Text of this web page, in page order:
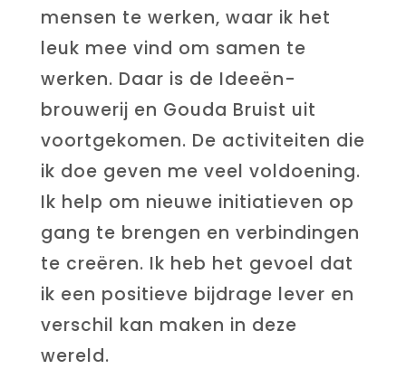
mensen te werken, waar ik het
leuk mee vind om samen te
werken. Daar is de Ideeën-
brouwerij en Gouda Bruist uit
voortgekomen. De activiteiten die
ik doe geven me veel voldoening.
Ik help om nieuwe initiatieven op
gang te brengen en verbindingen
te creëren. Ik heb het gevoel dat
ik een positieve bijdrage lever en
verschil kan maken in deze
wereld.